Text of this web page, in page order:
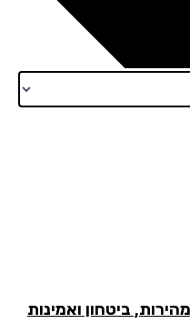
ביטחון ואמינות